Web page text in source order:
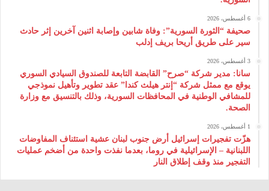
6 أغسطس، 2026
صحيفة “الثورة السورية”: وفاة شابين وإصابة اثنين آخرين إثر حادث
سير على طريق أريحا بريف إدلب
3 أغسطس، 2026
سانا: مدير شركة “صرح” القابضة التابعة للصندوق السيادي السوري
يوقع مع ممثل شركة “إنتر هيلث كندا” عقد تطوير وتأهيل نموذجي
للمشافي الوطنية في المحافظات السورية، وذلك بالتنسيق مع وزارة
الصحة.
1 أغسطس، 2026
هزّت تفجيرات إسرائيل أرض جنوب لبنان عشية استئناف المفاوضات
اللبنانية – الإسرائيلية في روما، بعدما نفذت واحدة من أضخم عمليات
التفجير منذ وقف إطلاق النار